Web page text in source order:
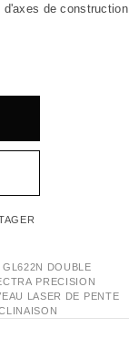
de construction
GL622N DOUBLE
PRECISION
LASER DE PENTE